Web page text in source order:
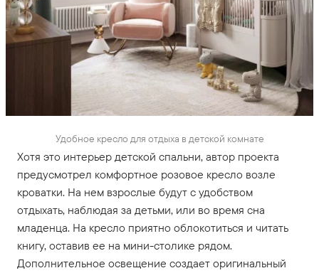
Удобное кресло для отдыха в детской комнате
Хотя это интерьер детской спальни, автор проекта
предусмотрел комфортное розовое кресло возле
кроватки. На нем взрослые будут с удобством
отдыхать, наблюдая за детьми, или во время сна
младенца. На кресло приятно облокотиться и читать
книгу, оставив ее на мини-столике рядом.
Дополнительное освещение создает оригинальный